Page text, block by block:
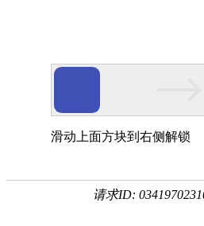
滑动上面方块到右侧解锁
请求ID: